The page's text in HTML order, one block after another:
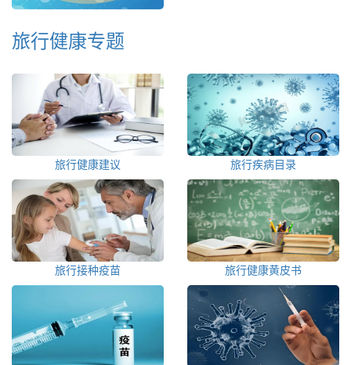
旅行健康专题
旅行健康建议 旅行疾病目录
旅行接种疫苗 旅行健康黄皮书